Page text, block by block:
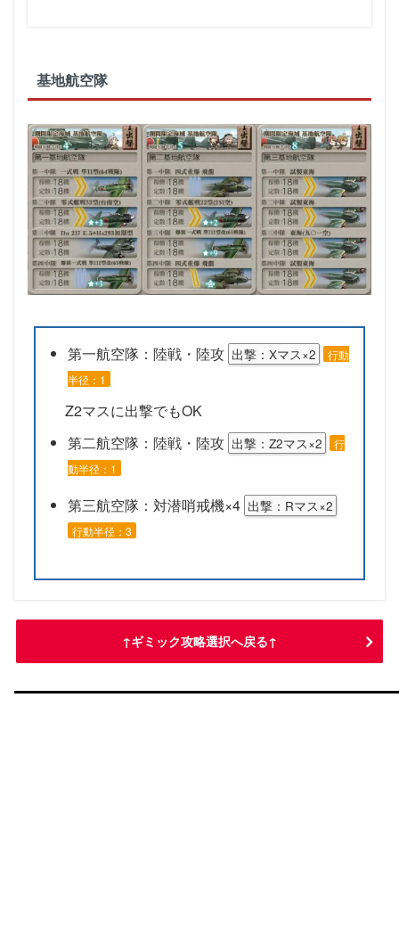
OK。1つの艦に2つ以上積んでもカウントさ
基地航空隊
第一航空隊：陸戦・陸攻 出撃：Xマス×2
行動
半径：1
Z2マスに出撃でもOK
第二航空隊：陸戦・陸攻 出撃：Z2マス×2
行
動半径：1
第三航空隊：対潜哨戒機×4 出撃：Rマス×2
行動半径：3
〇 〇
A勝利以
↑ギミック攻略選択へ戻る↑